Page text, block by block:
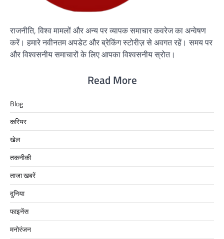
राजनीति, विश्व मामलों और अन्य पर व्यापक समाचार कवरेज का अन्वेषण
करें। हमारे नवीनतम अपडेट और ब्रेकिंग स्टोरीज़ से अवगत रहें। समय पर
और विश्वसनीय समाचारों के लिए आपका विश्वसनीय स्रोत।
Read More
Blog
करियर
खेल
तकनीकी
ताजा खबरें
दुनिया
फाइनेंस
मनोरंजन